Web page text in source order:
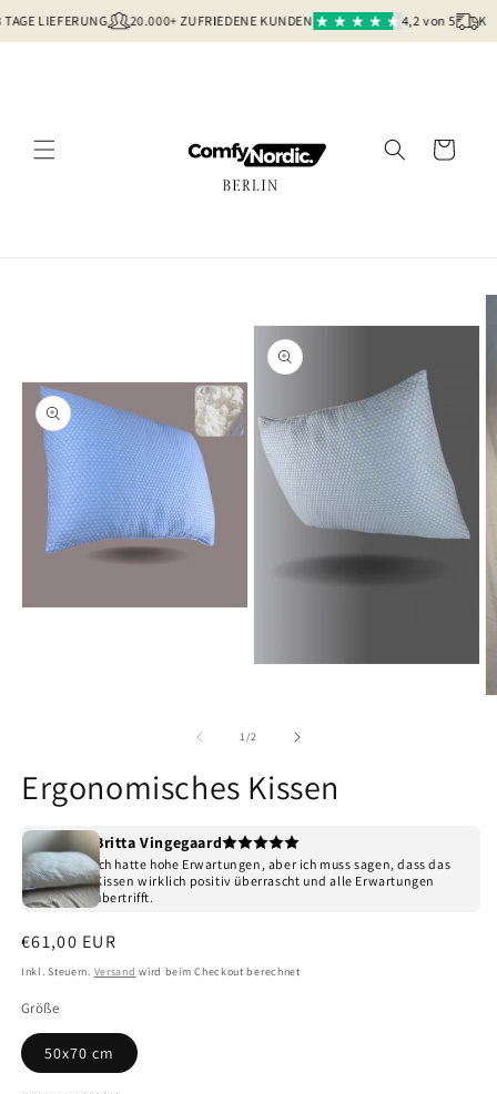
zum
Inhalt
LIEFERUNG 20.000+ ZUFRIEDENE KUNDEN 4,2 von 5
Warenkorb
öffnen
1/von
2
Ergonomisches Kissen
Britta Vingegaard
Ich hatte hohe Erwartungen, aber ich muss sagen, dass das
Kissen wirklich positiv überrascht und alle Erwartungen
übertrifft.
Normaler
Preis
€61,00 EUR
Inkl. Steuern. Versand wird beim Checkout berechnet
Größe
50x70 cm